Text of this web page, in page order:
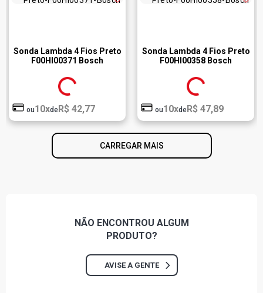
Sonda Lambda 4 Fios Preto
F00Hl00371 Bosch
ou10xdeR$ 42,77
Sonda Lambda 4 Fios Preto
F00Hl00358 Bosch
ou10xdeR$ 47,89
CARREGAR MAIS
NÃO ENCONTROU ALGUM
PRODUTO?
AVISE A GENTE